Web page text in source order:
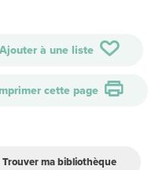
Ajouter à une liste
cette page
Trouver ma bibliothèque